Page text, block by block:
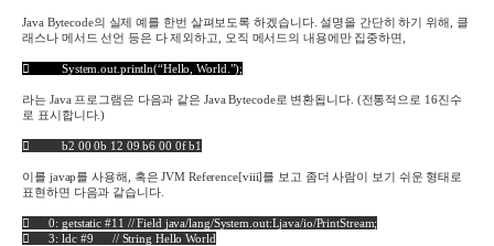
Java Bytecode의 실제 예를 한번 살펴보도록 하겠습니다.설명을 간단히 하기 위해
클
래스나 메서드 선언 등은 다 제외하고
오직 메서드의 내용에만 집중하면
 System.out.println(“Hello, World.”);
라는Java 프로그램은 다음과 같은 Java Bytecode로 변환됩니다. (전통적으로 16진수
로 표시합니다.)
 b2 00 0b 12 09 b6 00 0f b1
이를 javap를 사용해 혹은JVM Reference[viii]를 보고 좀더 사람이 보기 쉬운 형태로
표현하면 다음과 같습니다.

0: getstatic #11 // Field java/lang/System.out:Ljava/io/PrintStream;

3: ldc #9 // String Hello World